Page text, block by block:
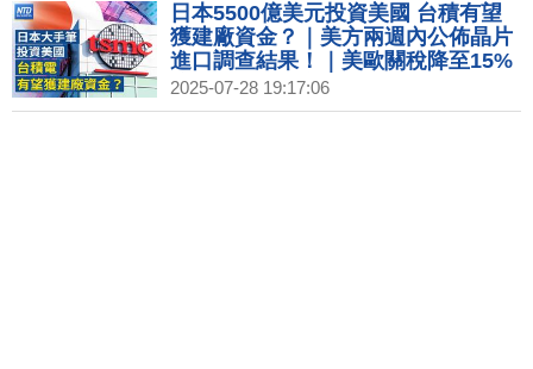
日本5500億美元投資美國 台積有望
獲建廠資金？｜美方兩週內公佈晶片
進口調查結果！｜美歐關稅降至15%
適用汽車、半導體｜特斯拉AI6晶片
下單三星 AI5由台積代工
2025-07-28 19:17:06